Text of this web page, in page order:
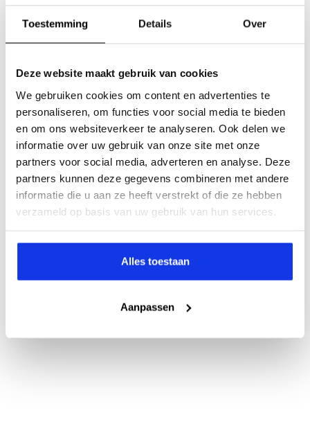
Toestemming Details Over
Deze website maakt gebruik van cookies
We gebruiken cookies om content en advertenties te
personaliseren, om functies voor social media te bieden
en om ons websiteverkeer te analyseren. Ook delen we
informatie over uw gebruik van onze site met onze
partners voor social media, adverteren en analyse. Deze
partners kunnen deze gegevens combineren met andere
informatie die u aan ze heeft verstrekt of die ze hebben
verzameld op basis van uw gebruik van hun services.
Alles toestaan
Aanpassen